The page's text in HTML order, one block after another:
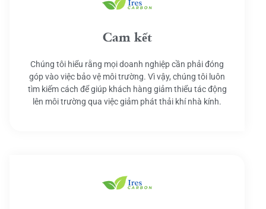
Cam kết
Chúng tôi hiểu rằng mọi doanh nghiệp cần phải đóng
góp vào việc bảo vệ môi trường. Vì vậy, chúng tôi luôn
tìm kiếm cách để giúp khách hàng giảm thiểu tác động
lên môi trường qua việc giảm phát thải khí nhà kính.